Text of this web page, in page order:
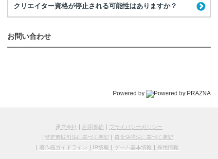
クリエイター資格が停止される可能性はありますか？
お問い合わせ
Powered by
運営会社 利用規約
プライバシーポリシー
特定商取引法に基づく表記
資金決済法に基づく表記
著作権ガイドライン
IR情報 ゲーム基本情報 採用情報